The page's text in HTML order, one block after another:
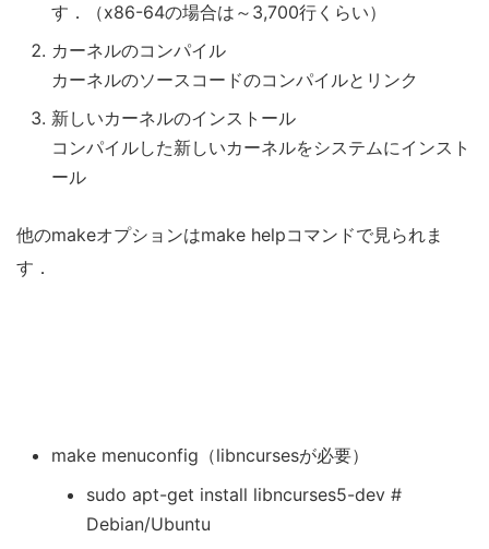
す．（x86-64の場合は～3,700行くらい）
カーネルのコンパイル
カーネルのソースコードのコンパイルとリンク
新しいカーネルのインストール
コンパイルした新しいカーネルをシステムにインスト
ール
他のmakeオプションはmake helpコマンドで見られま
す．
make menuconfig（libncursesが必要）
sudo apt-get install libncurses5-dev #
Debian/Ubuntu